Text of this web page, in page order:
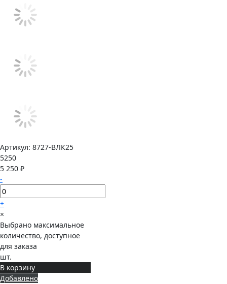
Артикул: 8727-ВЛК25
5250
5 250 ₽
-
+
×
Выбрано максимальное
количество, доступное
для заказа
шт.
В корзину
Добавлено